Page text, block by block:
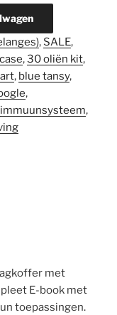
, SALE,
,30 oliën kit,
, blue tansy,
,
immuunsysteem,
met
E-book met
toepassingen.